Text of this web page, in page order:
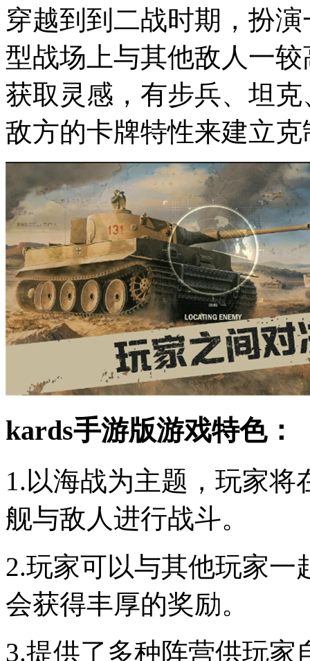
穿越到到二战时期，扮
型战场上与其他敌人一
获取灵感，有步兵、坦
敌方的卡牌特性来建立
kards手游版游戏特色：
1.以海战为主题，玩家
舰与敌人进行战斗。
2.玩家可以与其他玩家
会获得丰厚的奖励。
3.提供了多种阵营供玩